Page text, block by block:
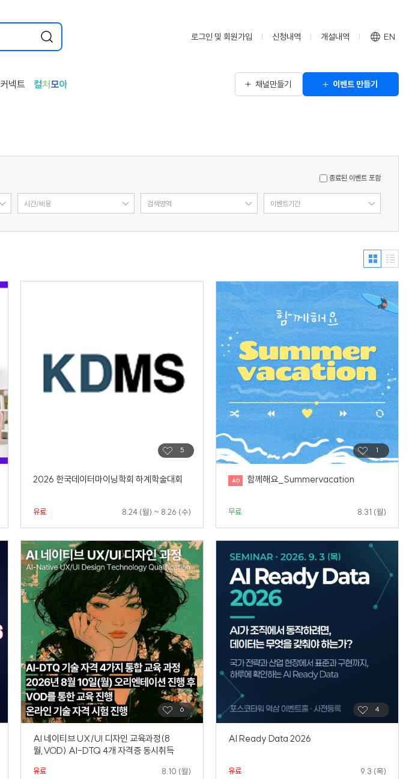
로그인 및 회원가입 신청내역 개설내역 EN
커넥트 컬처 모아 채널만들기 이벤트 만들기
종료된 이벤트 포함
시간/비용 검색영역 이벤트기간
2026 한국데이터마이닝학회 하계학술대회
유료 8.24 (월) ~ 8.26 (수)
함께해요_Summervacation
무료 8.31 (월)
AI 네이티브 UX/UI 디자인 교육과정(8
월,VOD) AI-DTQ 4개 자격증 동시취득
유료 8.10 (월)
AI Ready Data 2026
유료 9.3 (목)